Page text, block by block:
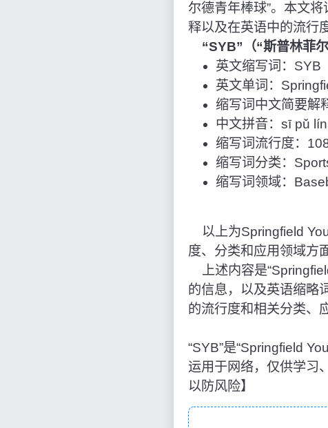
尔德青年棒球”。本文
释以及在英语中的流行
“SYB”（“斯普林菲
英文缩写词：SYB
英文单词：
缩写词中文简要解
中文拼音：sī pǔ
缩写词流行度：
缩写词分类：
缩写词领域：
以上为Springfield
度、分类和应用领域方
上述内容是
的信息，以及英语缩略
的流行度和相关分类、
“SYB”是“Springfield
运用于网络，仅供学习
以防风险】